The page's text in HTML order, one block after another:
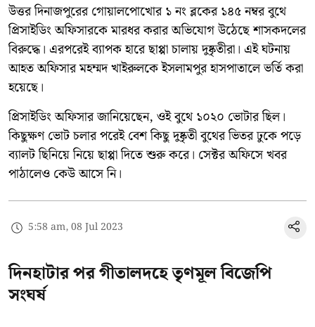
উত্তর দিনাজপুরের গোয়ালপোখোর ১ নং ব্লকের ১৪৫ নম্বর বুথে
প্রিসাইডিং অফিসারকে মারধর করার অভিযোগ উঠেছে শাসকদলের
বিরুদ্ধে। এরপরেই ব্যাপক হারে ছাপ্পা চালায় দুষ্কৃতীরা। এই ঘটনায়
আহত অফিসার মহম্মদ খাইরুলকে ইসলামপুর হাসপাতালে ভর্তি করা
হয়েছে।
প্রিসাইডিং অফিসার জানিয়েছেন, ওই বুথে ১০২০ ভোটার ছিল।
কিছুক্ষণ ভোট চলার পরেই বেশ কিছু দুষ্কৃতী বুথের ভিতর ঢুকে পড়ে
ব্যালট ছিনিয়ে নিয়ে ছাপ্পা দিতে শুরু করে। সেক্টর অফিসে খবর
পাঠালেও কেউ আসে নি।
5:58 am, 08 Jul 2023
দিনহাটার পর গীতালদহে তৃণমূল বিজেপি
সংঘর্ষ